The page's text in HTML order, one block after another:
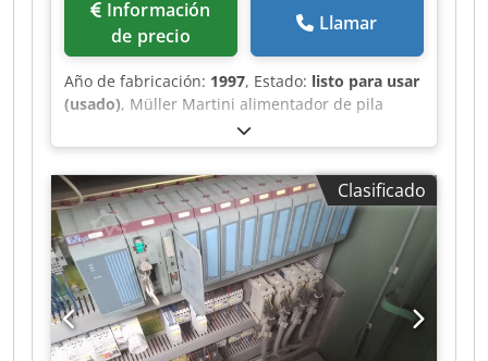
de precio
Llamar
Año de fabricación: 1997, Estado: listo para usar
(usado), Müller Martini alimentador de pila
plana 370, año de fabricación 1997 Crsdpfx
Agswvmp Rj Esf 6x
Clasificado